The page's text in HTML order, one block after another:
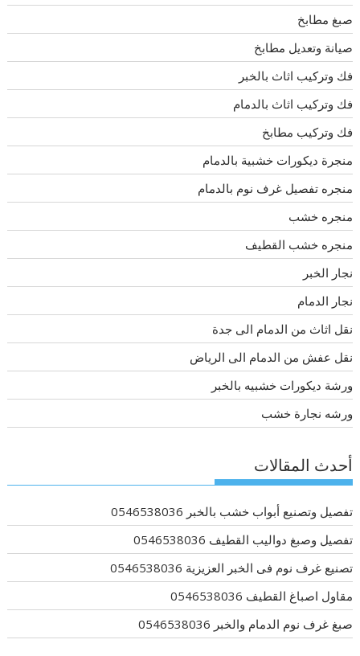
صبغ مطابخ
صيانة وتعديل مطابخ
فك وتركيب اثاث بالخبر
فك وتركيب اثاث بالدمام
فك وتركيب مطابخ
منجرة ديكورات خشبية بالدمام
منجره تفصيل غرف نوم بالدمام
منجره خشب
منجره خشب القطيف
نجار الخبر
نجار الدمام
نقل اثاث من الدمام الى جدة
نقل عفش من الدمام الى الرياض
ورشة ديكورات خشبيه بالخبر
ورشه نجارة خشب
أحدث المقالات
تفصيل وتصنيع أبواب خشب بالخبر 0546538036
تفصيل وصبغ دواليب القطيف 0546538036
تصنيع غرف نوم فى الخبر العزيزية 0546538036
مقاول اصباغ القطيف 0546538036
صبغ غرف نوم الدمام والخبر 0546538036